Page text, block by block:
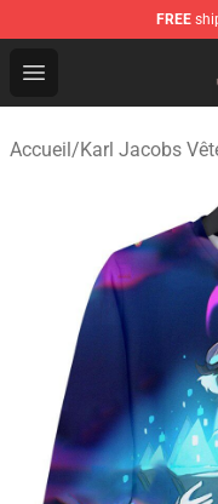
FREE
Open menu
Karl Jacobs
Accueil/Karl Jacobs